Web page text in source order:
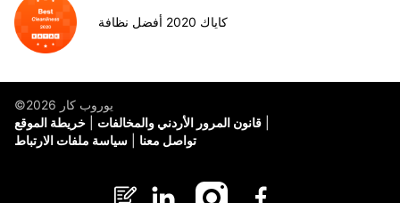
كاياك 2020 أفضل نظافة
©يوروب كار 2026
خريطة الموقع
قانون المرور الأردني والمخالفات
سياسة ملفات الارتباط
تواصل معنا